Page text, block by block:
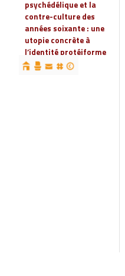
psychédélique et la
contre-culture des
années soixante : une
utopie concrète à
l’identité protéiforme
devenue « réalité